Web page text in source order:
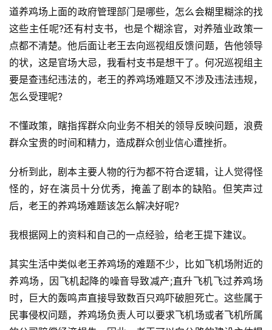
首
页
章
分
专
题
表
快
讯
更
道养鸡场上面的政府管理部门是哪些，怎么会糊里糊涂的找
这些主任呢?还有村支书，也是个糊涂官，对养殖业政策一
点都不清楚。他后面让老王去向巡视组反馈问题，告他领导
的状，这是官场大忌，我看村支书是想干了。何况巡视组主
要是查违纪违法的，老王的养鸡场难题又不涉及违法违规，
怎么受理呢?
不懂政策，瞎指挥群众向业务不相关的领导反映问题，浪费
群众宝贵的时间和精力，造成群众创业信心遭挫折。
分析到此，剧本主要人物的行为都不符合逻辑，让人觉得怪
怪的，好在演员十分优秀，掩盖了剧本的缺陷。但笑声过
后，老王的养鸡场难题该怎么解决好呢?
我根据网上的资料和自己的一点经验，给老王提下建议。
其实生活中类似老王养鸡场的难题不少，比如飞机场附近的
养鸡场，因飞机起降的噪音导致减产;直升飞机飞过养鸡场
时，巨大的轰鸣声直接导致数百只鸡吓破胆死亡。这些属于
民事侵权问题，养鸡场负责人可以要求飞机场或者飞机所属